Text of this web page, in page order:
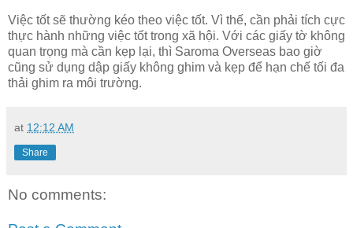
Việc tốt sẽ thường kéo theo việc tốt. Vì thế, cần phải tích cực
thực hành những việc tốt trong xã hội. Với các giấy tờ không
quan trọng mà cần kẹp lại, thì Saroma Overseas bao giờ
cũng sử dụng dập giấy không ghim và kẹp để hạn chế tối đa
thải ghim ra môi trường.
at 12:12 AM
Share
No comments: